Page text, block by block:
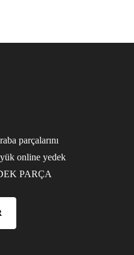
parçalarını
online yedek
PARÇA